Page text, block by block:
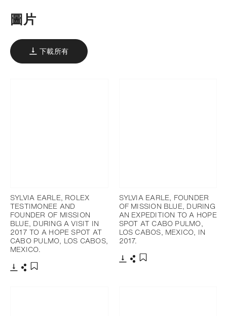
圖片
下載所有
SYLVIA EARLE, ROLEX
TESTIMONEE AND
FOUNDER OF MISSION
BLUE, DURING A VISIT IN
2017 TO A HOPE SPOT AT
CABO PULMO, LOS CABOS,
MEXICO.
SYLVIA EARLE, FOUNDER
OF MISSION BLUE, DURING
AN EXPEDITION TO A HOPE
SPOT AT CABO PULMO,
LOS CABOS, MEXICO, IN
2017.